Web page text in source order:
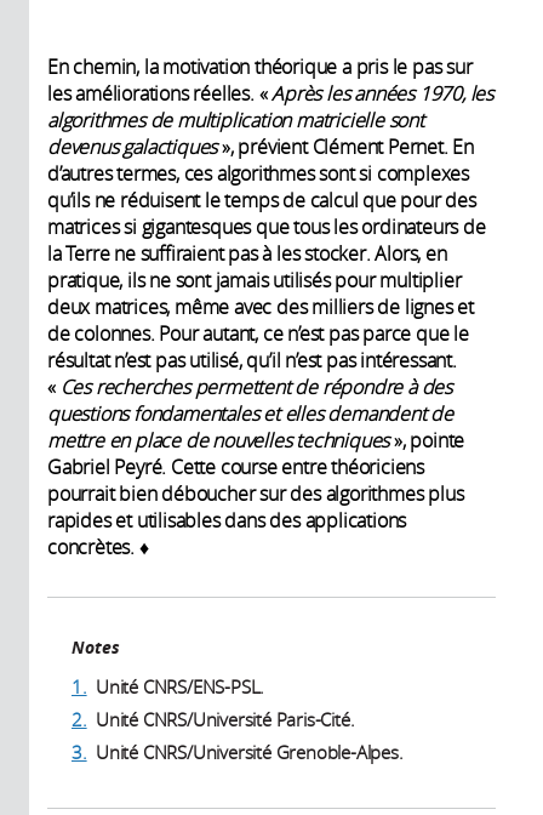
En chemin, la motivation théorique a pris le pas sur
les améliorations réelles. «Après les années 1970, les
algorithmes de multiplication matricielle sont
devenus galactiques», prévient Clément Pernet. En
d’autres termes, ces algorithmes sont si complexes
qu’ils ne réduisent le temps de calcul que pour des
matrices si gigantesques que tous les ordinateurs de
la Terre ne suffiraient pas à les stocker. Alors, en
pratique, ils ne sont jamais utilisés pour multiplier
deux matrices, même avec des milliers de lignes et
de colonnes. Pour autant, ce n’est pas parce que le
résultat n’est pas utilisé, qu’il n’est pas intéressant.
«Ces recherches permettent de répondre à des
questions fondamentales et elles demandent de
mettre en place de nouvelles techniques», pointe
Gabriel Peyré. Cette course entre théoriciens
pourrait bien déboucher sur des algorithmes plus
rapides et utilisables dans des applications
concrètes. ♦
Notes
1. Unité CNRS/ENS-PSL.
2. Unité CNRS/Université Paris-Cité.
3. Unité CNRS/Université Grenoble-Alpes.